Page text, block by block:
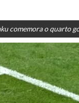
comemora o quarto